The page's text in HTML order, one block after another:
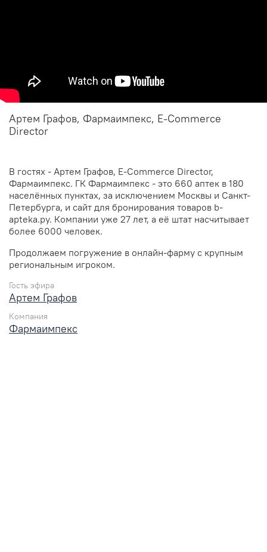
Артем Графов, Фармаимпекс, E-Commerce
Director
В гостях - Артем Графов, E-Commerce Director,
Фармаимпекс. ГК Фармаимпекс - это 660 аптек в 180
населённых пунктах, за исключением Москвы и Санкт-
Петербурга, и сайт для бронирования товаров b-
apteka.ру. Компании уже 27 лет, а её штат насчитывает
более 6000 человек.
Продолжаем погружение в онлайн-фарму с крупным
региональным игроком.
Гость эфира
Артем Графов
Компания
Фармаимпекс